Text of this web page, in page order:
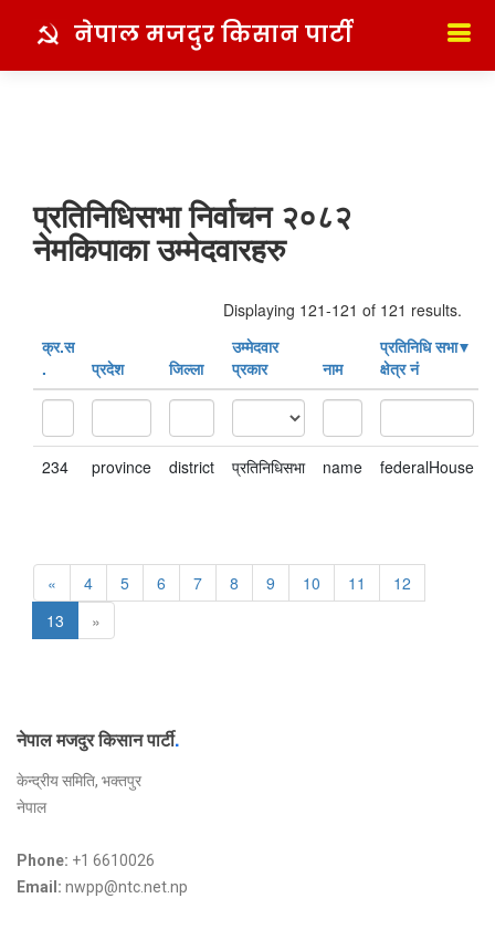
नेपाल मजदुर किसान पार्टी
प्रतिनिधिसभा निर्वाचन २०८२
नेमकिपाका उम्मेदवारहरु
Displaying 121-121 of 121 results.
क्र‍.स‌
.
प्रदेश जिल्ला
उम्मेदवार
प्रकार
नाम
प्रतिनिधि सभा
क्षेत्र नं
234 province district प्रतिनिधिसभा name federalHouse
« 4 5 6 7 8 9 10 11
12
13
»
नेपाल मजदुर किसान पार्टी.
केन्द्रीय समिति, भक्तपुर
नेपाल
Phone: +1 6610026
Email: nwpp@ntc.net.np